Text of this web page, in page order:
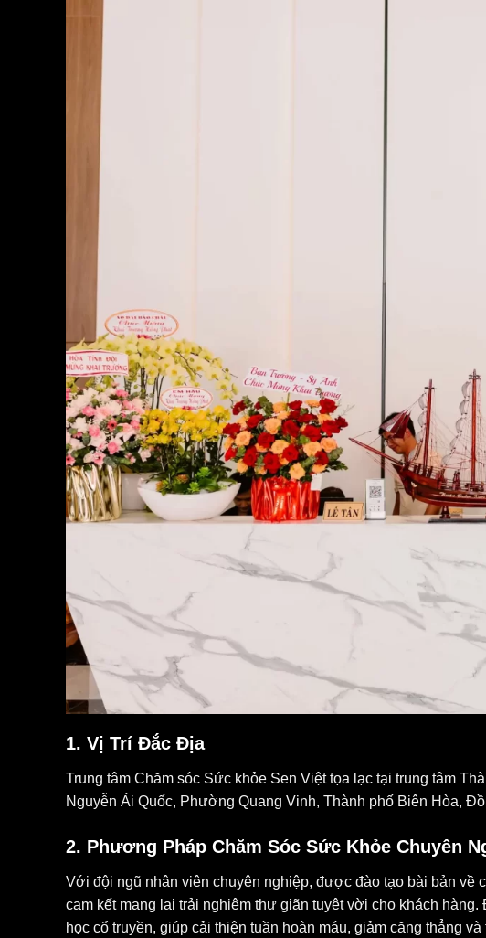
1. Vị Trí Đắc Địa
Trung tâm Chăm sóc Sức khỏe Sen Việt tọa lạc tại trung tâm
Nguyễn Ái Quốc, Phường Quang Vinh, Thành phố Biên Hòa,
2. Phương Pháp Chăm Sóc Sức Khỏe Chuyên
Với đội ngũ nhân viên chuyên nghiệp, được đào tạo bài bản về
cam kết mang lại trải nghiệm thư giãn tuyệt vời cho khách
học cổ truyền, giúp cải thiện tuần hoàn máu, giảm căng thẳng